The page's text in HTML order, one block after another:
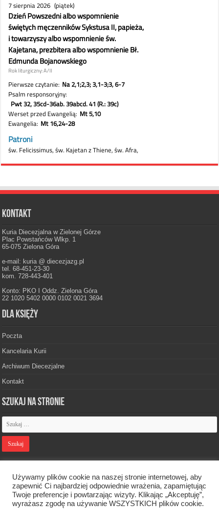
Kontakt
Kuria Diecezjalna w Zielonej Górze
Plac Powstańców Wlkp. 1
65-075 Zielona Góra
e-mail: kuria @ diecezjazg.pl
tel. 68-451-23-30
kom. 728-443-401
Konto: PKO I Oddz. Zielona Góra
22 1020 5402 0000 0102 0021 3694
Dla księży
Poczta
Kancelaria Kurii
Archiwum Diecezjalne
Kontakt
Szukaj na stronie
Designed by Webdawid
Używamy plików cookie na naszej stronie internetowej, aby
zapewnić Ci najbardziej odpowiednie wrażenia, zapamiętując
Twoje preferencje i powtarzając wizyty. Klikając „Akceptuję”,
wyrażasz zgodę na używanie WSZYSTKICH plików cookie.